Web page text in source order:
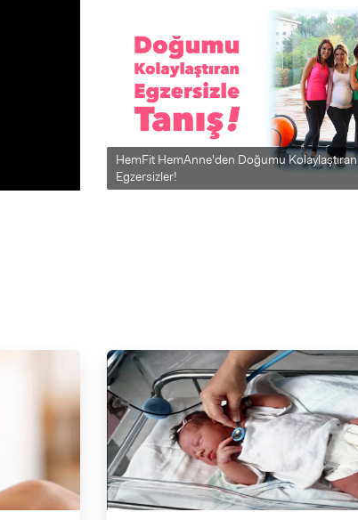
HemFit HemAnne'den Doğumu Kolaylaştıran
Egzersizler!